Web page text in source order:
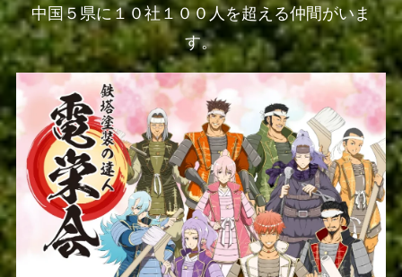
中国５県に１０社１００人を超える仲間がいま
す。